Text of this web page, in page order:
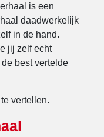
is een
daadwerkelijk
in de hand.
jij zelf echt
best vertelde
vertellen.